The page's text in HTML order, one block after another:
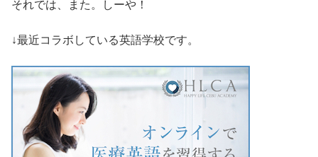
それでは、また。しーや！
↓最近コラボしている英語学校です。